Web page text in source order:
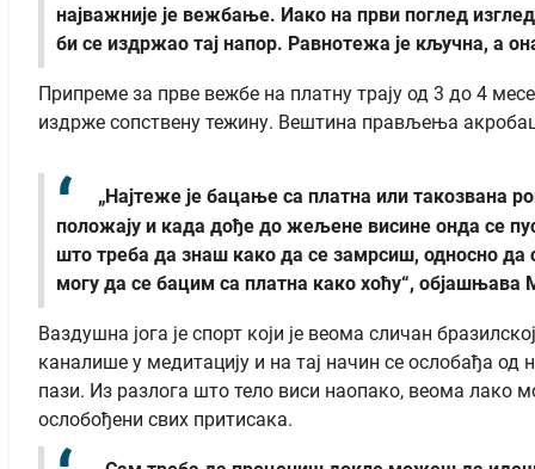
најважније је вежбање. Иако на први поглед
би се издржао тај напор. Равнотежа је кључна, а
Припреме за прве вежбе на платну трају од 3 до 4
издрже сопствену тежину. Вештина прављења
„Најтеже је бацање са платна или такозвана
положају и када дође до жељене висине онда се
што треба да знаш како да се замрсиш, односно
могу да се бацим са платна како хоћу“, објашњава
Ваздушна јога је спорт који је веома сличан
каналише у медитацију и на тај начин се ослобађа од
пази. Из разлога што тело виси наопако, веома лако
ослобођени свих притисака.